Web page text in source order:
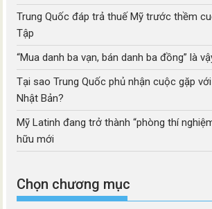
Trung Quốc đáp trả thuế Mỹ trước thềm
Tập
“Mua danh ba vạn, bán danh ba đồng” là
Tại sao Trung Quốc phủ nhận cuộc gặp
Nhật Bản?
Mỹ Latinh đang trở thành “phòng thí
hữu mới
Chọn chương mục